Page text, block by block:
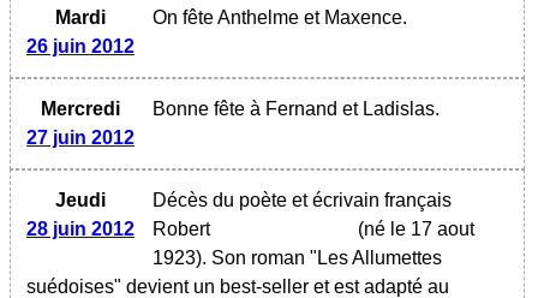
Mardi
26 juin 2012
On fête Anthelme et Maxence.
Mercredi
27 juin 2012
Bonne fête à Fernand et Ladislas.
Jeudi
28 juin 2012
Décès du poète et écrivain français
Robert
(né le 17 aout
1923). Son roman "Les Allumettes
suédoises" devient un best-seller et est adapté au